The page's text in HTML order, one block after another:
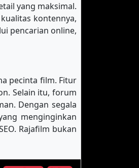
yang maksimal.
kontennya,
pencarian online,
pecinta film. Fitur
Selain itu, forum
Dengan segala
menginginkan
Rajafilm bukan